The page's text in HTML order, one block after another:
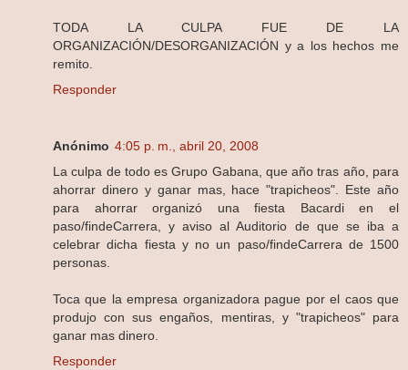
TODA LA CULPA FUE DE LA
ORGANIZACIÓN/DESORGANIZACIÓN y a los hechos me
remito.
Responder
Anónimo 4:05 p. m., abril 20, 2008
La culpa de todo es Grupo Gabana, que año tras año, para
ahorrar dinero y ganar mas, hace "trapicheos". Este año
para ahorrar organizó una fiesta Bacardi en el
paso/findeCarrera, y aviso al Auditorio de que se iba a
celebrar dicha fiesta y no un paso/findeCarrera de 1500
personas.
Toca que la empresa organizadora pague por el caos que
produjo con sus engaños, mentiras, y "trapicheos" para
ganar mas dinero.
Responder